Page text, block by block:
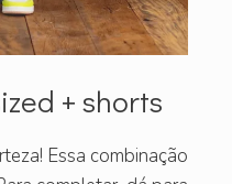
+ shorts
Essa combinação